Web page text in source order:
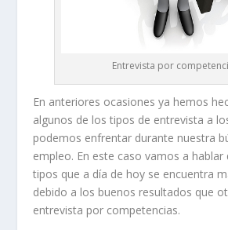
Entrevista por
En anteriores ocasiones ya hemos
algunos de los tipos de entrevista a
podemos enfrentar durante nuestra
empleo. En este caso vamos a hablar
tipos que a día de hoy se encuentra
debido a los buenos resultados que
entrevista por competencias.